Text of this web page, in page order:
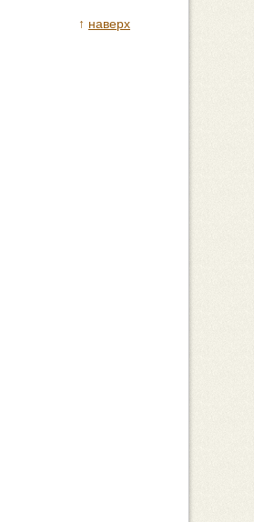
↑ наверх